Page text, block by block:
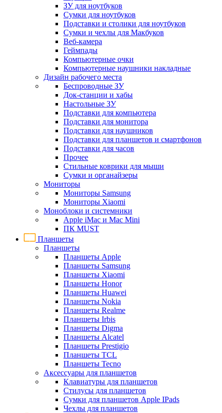
ЗУ для ноутбуков
Сумки для ноутбуков
Подставки и столики для ноутбуков
Сумки и чехлы для Макбуков
Веб-камера
Геймпады
Компьютерные очки
Компьютерные наушники накладные
Дизайн рабочего места
Беспроводные ЗУ
Док-станции и хабы
Настольные ЗУ
Подставки для компьютера
Подставки для монитора
Подставки для наушников
Подставки для планшетов и смартфонов
Подставки для часов
Прочее
Стильные коврики для мыши
Сумки и органайзеры
Мониторы
Мониторы Samsung
Мониторы Xiaomi
Моноблоки и системники
Apple iMac и Mac Mini
ПК MUST
Планшеты
Планшеты
Планшеты Apple
Планшеты Samsung
Планшеты Xiaomi
Планшеты Honor
Планшеты Huawei
Планшеты Nokia
Планшеты Realme
Планшеты Irbis
Планшеты Digma
Планшеты Alcatel
Планшеты Prestigio
Планшеты TCL
Планшеты Tecno
Аксессуары для планшетов
Клавиатуры для планшетов
Стилусы для планшетов
Сумки для планшетов Apple IPads
Чехлы для планшетов